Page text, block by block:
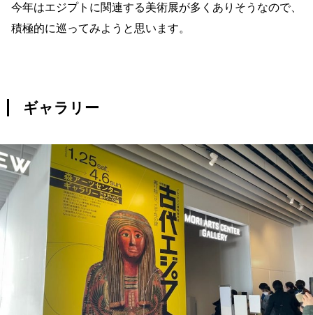
今年はエジプトに関連する美術展が多くありそうなので、
積極的に巡ってみようと思います。
ギャラリー